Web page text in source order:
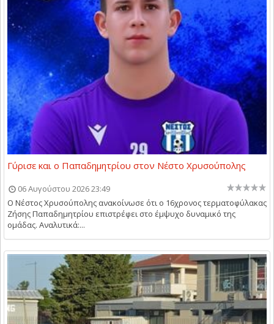
Γύρισε και ο Παπαδημητρίου στον Νέστο Χρυσούπολης
06 Αυγούστου 2026 23:49
Ο Νέστος Χρυσούπολης ανακοίνωσε ότι ο 16χρονος τερματοφύλακας
Ζήσης Παπαδημητρίου επιστρέφει στο έμψυχο δυναμικό της
ομάδας. Αναλυτικά:...